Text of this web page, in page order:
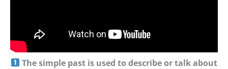
The simple past is used to describe or talk about